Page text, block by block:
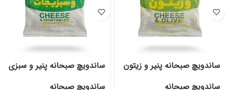
ساندویچ صبحانه پنیر و زیتون
ساندویچ صبحانه
ساندویچ صبحانه پنیر و سبزی
ساندویچ صبحانه